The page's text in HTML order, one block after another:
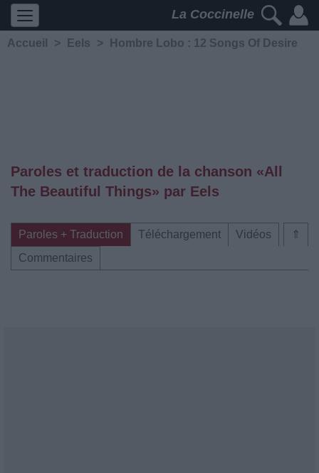
La Coccinelle
Accueil > Eels > Hombre Lobo : 12 Songs Of Desire
Paroles et traduction de la chanson «All
The Beautiful Things» par Eels
⇑
Paroles + Traduction Téléchargement
Vidéos
Commentaires